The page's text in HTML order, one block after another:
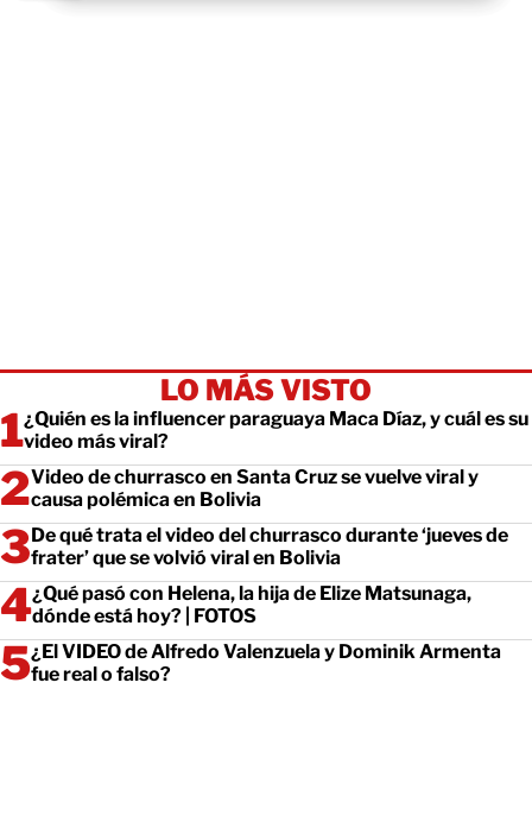
LO MÁS VISTO
¿Quién es la influencer paraguaya Maca Díaz, y cuál es su
video más viral?
Video de churrasco en Santa Cruz se vuelve viral y
causa polémica en Bolivia
De qué trata el video del churrasco durante ‘jueves de
frater’ que se volvió viral en Bolivia
¿Qué pasó con Helena, la hija de Elize Matsunaga,
dónde está hoy? | FOTOS
¿El VIDEO de Alfredo Valenzuela y Dominik Armenta
fue real o falso?